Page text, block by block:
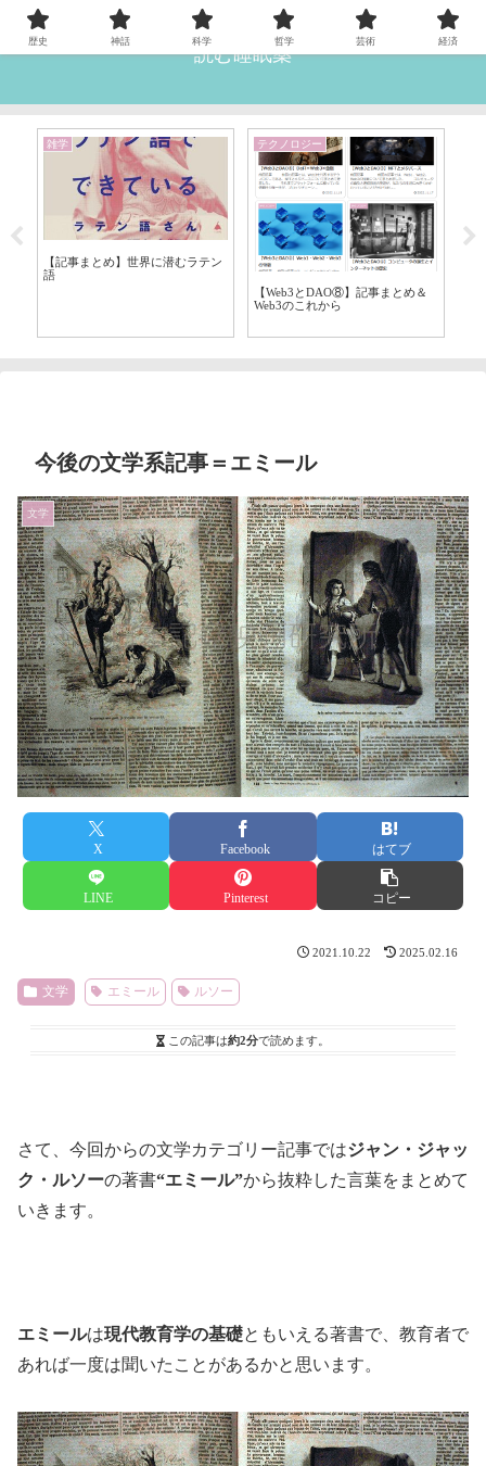
読む睡眠薬
雑学
【記事まとめ】世界に潜むラテン
語
テクノロジー
【Web3とDAO⑧】記事まとめ＆
Web3のこれから
今後の文学系記事＝エミール
文学
X Facebook はてブ
LINE Pinterest コピー
2021.10.22 2025.02.16
文学 エミール ルソー
この記事は約2分で読めます。
さて、今回からの文学カテゴリー記事ではジャン・ジャッ
ク・ルソーの著書“エミール”から抜粋した言葉をまとめて
いきます。
エミールは現代教育学の基礎ともいえる著書で、教育者で
あれば一度は聞いたことがあるかと思います。
歴史 神話 科学 哲学 芸術 経済